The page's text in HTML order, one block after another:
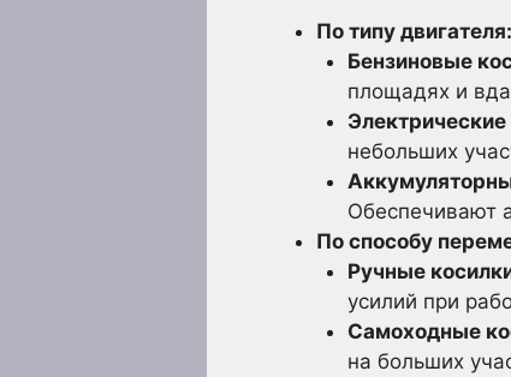
По типу двигателя:
Бензиновые
площадях и
Электрические
небольших
Обеспечивают
По способу
Ручные
усилий при
Самоходные
на больших